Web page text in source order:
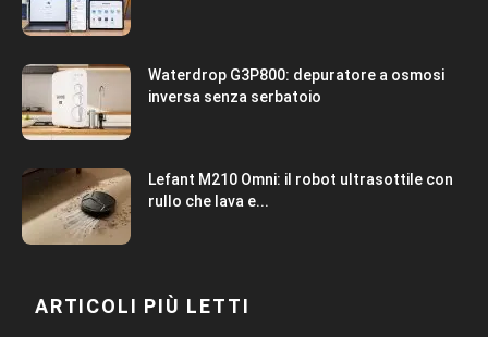
Waterdrop G3P800: depuratore a osmosi
inversa senza serbatoio
Lefant M210 Omni: il robot ultrasottile con
rullo che lava e...
ARTICOLI PIÙ LETTI